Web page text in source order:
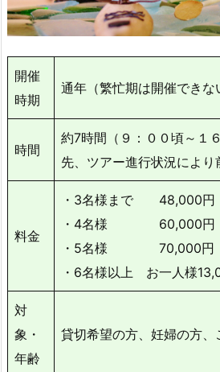
開催
時期
通年（繁忙期は開催できな
時間
約7時間（９：００頃～１
先、ツアー進行状況により
料金
・3名様まで 48,000円
・4名様 60,000円
・5名様 70,000円
・6名様以上 お一人様
対
象・
年齢
貸切希望の方、妊婦の方